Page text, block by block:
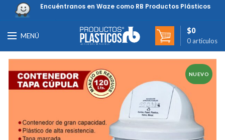
Encuéntranos en Waze como RB Productos Plásticos
MENÚ
0 artículos
$0
NUEVO